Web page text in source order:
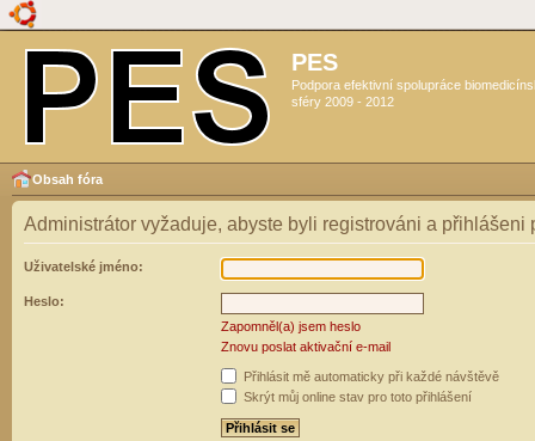
PES
Podpora efektivní spolupráce
sféry 2009 - 2012
Obsah fóra
Administrátor vyžaduje, abyste byli registrováni a přihlášeni
Uživatelské jméno:
Heslo:
Zapomněl(a) jsem heslo
Znovu poslat aktivační e-mail
Přihlásit mě automaticky při každé návštěvě
Skrýt můj online stav pro toto přihlášení